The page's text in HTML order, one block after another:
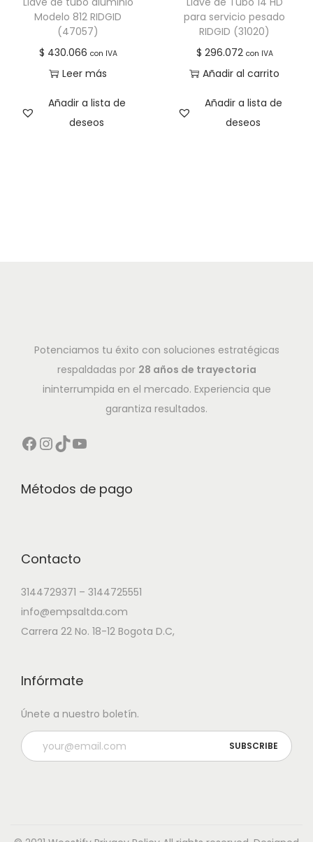
Modelo 812 RIDGID
(47057)
$ 430.066 con IVA
Leer más
Añadir a lista de
deseos
para servicio pesado
RIDGID (31020)
$ 296.072 con IVA
Añadir al carrito
Añadir a lista de
deseos
Potenciamos tu éxito con soluciones estratégicas
respaldadas por 28 años de trayectoria
ininterrumpida en el mercado. Experiencia que
garantiza resultados.
Métodos de pago
Contacto
3144729371 – 3144725551
info@empsaltda.com
Carrera 22 No. 18-12 Bogota D.C,
Infórmate
Únete a nuestro boletín.